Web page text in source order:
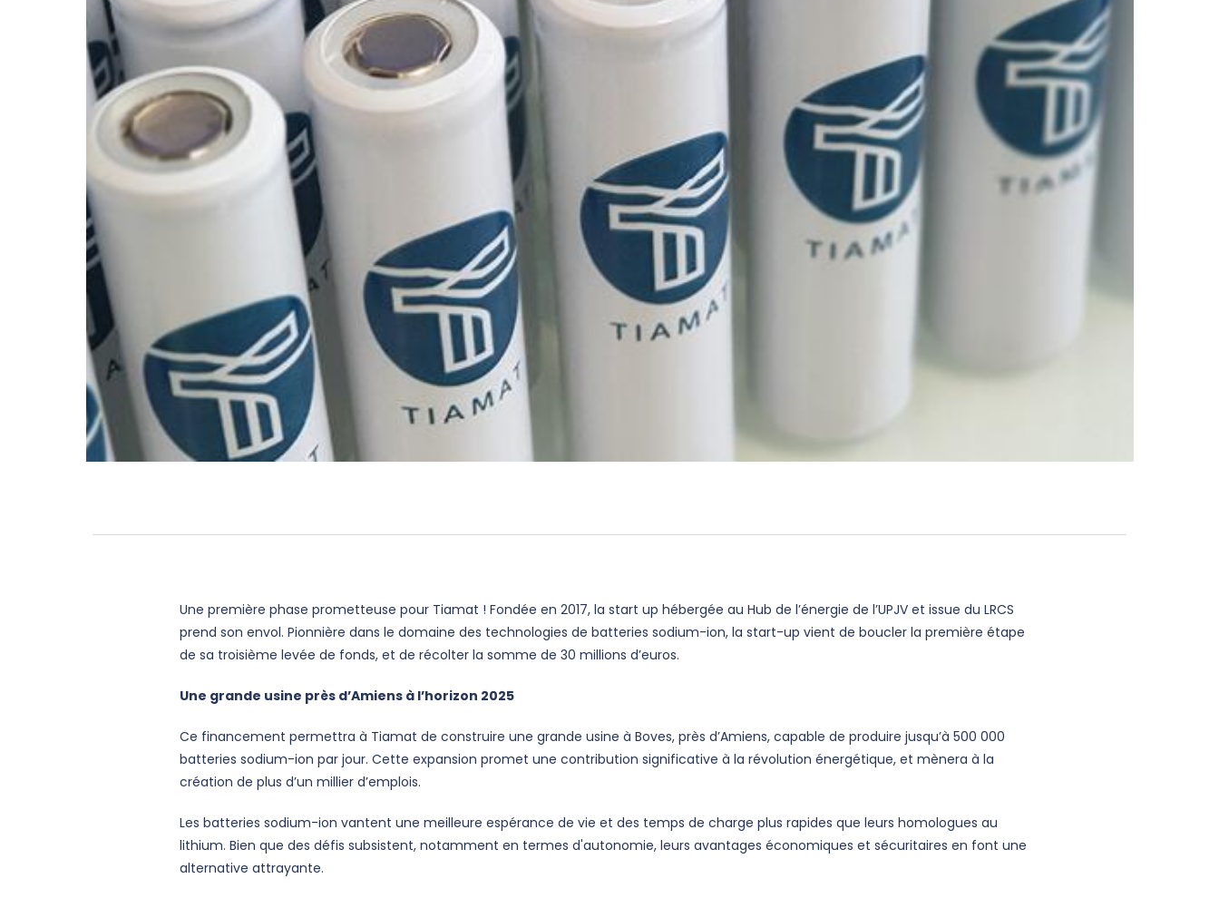
Une première phase prometteuse pour Tiamat ! Fondée en 2017, la start up hébergée au Hub de l’énergie de l’UPJV et issue du LRCS
prend son envol. Pionnière dans le domaine des technologies de batteries sodium-ion, la start-up vient de boucler la première étape
de sa troisième levée de fonds, et de récolter la somme de 30 millions d’euros.
Une grande usine près d’Amiens à l’horizon 2025
Ce financement permettra à Tiamat de construire une grande usine à Boves, près d’Amiens, capable de produire jusqu’à 500 000
batteries sodium-ion par jour. Cette expansion promet une contribution significative à la révolution énergétique, et mènera à la
création de plus d’un millier d’emplois.
Les batteries sodium-ion vantent une meilleure espérance de vie et des temps de charge plus rapides que leurs homologues au
lithium. Bien que des défis subsistent, notamment en termes d'autonomie, leurs avantages économiques et sécuritaires en font une
alternative attrayante.